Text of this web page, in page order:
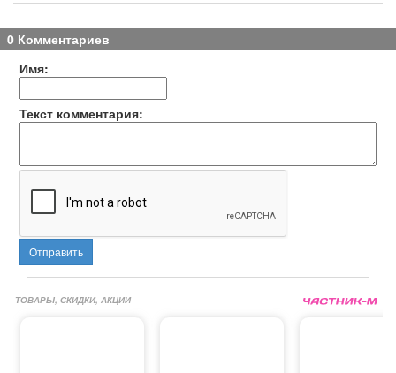
0 Комментариев
Имя:
Текст комментария:
Отправить
ТОВАРЫ, СКИДКИ, АКЦИИ